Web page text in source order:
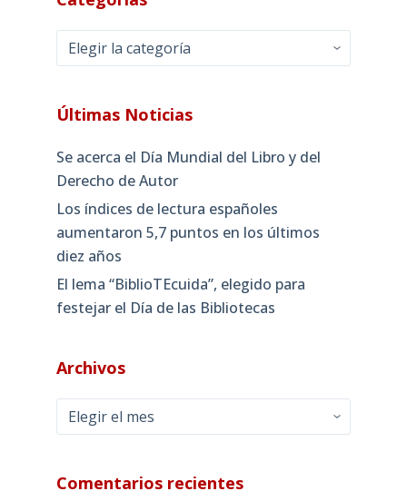
Categorías
Últimas Noticias
Se acerca el Día Mundial del Libro y del
Derecho de Autor
Los índices de lectura españoles
aumentaron 5,7 puntos en los últimos
diez años
El lema “BiblioTEcuida”, elegido para
festejar el Día de las Bibliotecas
Archivos
Archivos
Comentarios recientes